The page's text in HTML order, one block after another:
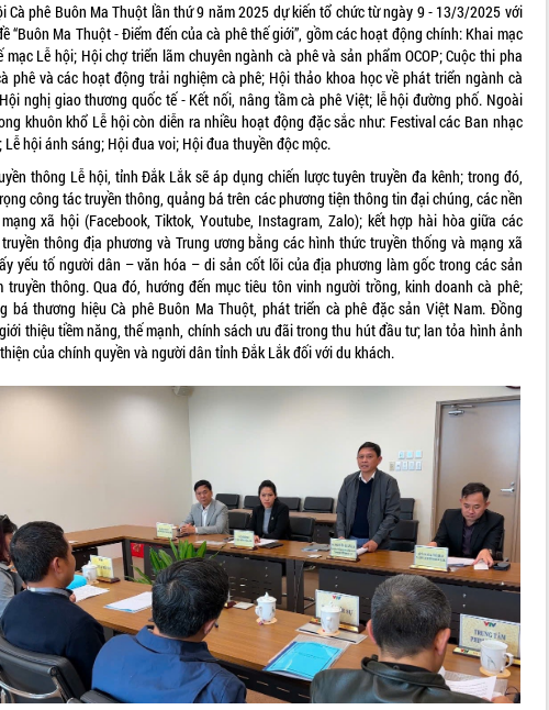
Cà phê Buôn Ma Thuột lần thứ 9 năm 2025 dự kiến tổ chức từ ngày 9 - 13/3/2025 với
“Buôn Ma Thuột - Điểm đến của cà phê thế giới”, gồm các hoạt động chính: Khai mạc
mạc Lễ hội; Hội chợ triển lãm chuyên ngành cà phê và sản phẩm OCOP; Cuộc thi pha
phê và các hoạt động trải nghiệm cà phê; Hội thảo khoa học về phát triển ngành cà
nghị giao thương quốc tế - Kết nối, nâng tầm cà phê Việt; lễ hội đường phố. Ngoài
khuôn khổ Lễ hội còn diễn ra nhiều hoạt động đặc sắc như: Festival các Ban nhạc
Lễ hội ánh sáng; Hội đua voi; Hội đua thuyền độc mộc.
thông Lễ hội, tỉnh Đắk Lắk sẽ áp dụng chiến lược tuyên truyền đa kênh; trong đó,
công tác truyền thông, quảng bá trên các phương tiện thông tin đại chúng, các nền
xã hội (Facebook, Tiktok, Youtube, Instagram, Zalo); kết hợp hài hòa giữa các
thông địa phương và Trung ương bằng các hình thức truyền thống và mạng xã
yếu tố người dân – văn hóa – di sản cốt lõi của địa phương làm gốc trong các sản
truyền thông. Qua đó, hướng đến mục tiêu tôn vinh người trồng, kinh doanh cà phê;
bá thương hiệu Cà phê Buôn Ma Thuột, phát triển cà phê đặc sản Việt Nam. Đồng
thiệu tiềm năng, thế mạnh, chính sách ưu đãi trong thu hút đầu tư; lan tỏa hình ảnh
của chính quyền và người dân tỉnh Đắk Lắk đối với du khách.